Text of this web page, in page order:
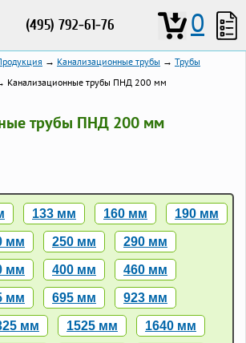
(495) 792-61-76 0
→ Канализационные трубы → Трубы
Канализационные трубы ПНД 200 мм
трубы ПНД 200 мм
133 мм 160 мм 190 мм
мм 250 мм 290 мм
мм 400 мм 460 мм
мм 695 мм 923 мм
мм 1525 мм 1640 мм